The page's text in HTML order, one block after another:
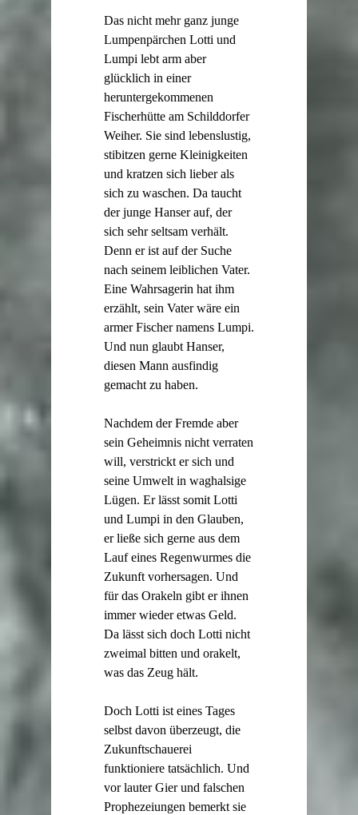
Das nicht mehr ganz junge
Lumpenpärchen Lotti und
Lumpi lebt arm aber
glücklich in einer
heruntergekommenen
Fischerhütte am Schilddorfer
Weiher. Sie sind lebenslustig,
stibitzen gerne Kleinigkeiten
und kratzen sich lieber als
sich zu waschen. Da taucht
der junge Hanser auf, der
sich sehr seltsam verhält.
Denn er ist auf der Suche
nach seinem leiblichen Vater.
Eine Wahrsagerin hat ihm
erzählt, sein Vater wäre ein
armer Fischer namens Lumpi.
Und nun glaubt Hanser,
diesen Mann ausfindig
gemacht zu haben.
Nachdem der Fremde aber
sein Geheimnis nicht verraten
will, verstrickt er sich und
seine Umwelt in waghalsige
Lügen. Er lässt somit Lotti
und Lumpi in den Glauben,
er ließe sich gerne aus dem
Lauf eines Regenwurmes die
Zukunft vorhersagen. Und
für das Orakeln gibt er ihnen
immer wieder etwas Geld.
Da lässt sich doch Lotti nicht
zweimal bitten und orakelt,
was das Zeug hält.
Doch Lotti ist eines Tages
selbst davon überzeugt, die
Zukunftschauerei
funktioniere tatsächlich. Und
vor lauter Gier und falschen
Prophezeiungen bemerkt sie